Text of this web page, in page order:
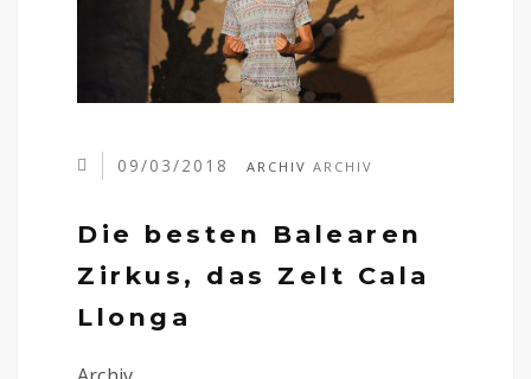
09/03/2018 ARCHIVARCHIV
Die besten Balearen
Zirkus, das Zelt Cala
Llonga